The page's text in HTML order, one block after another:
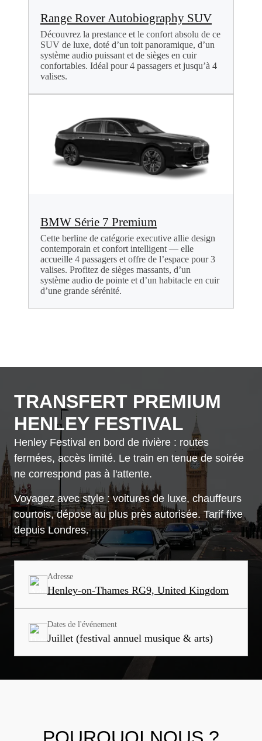
Range Rover Autobiography SUV
Découvrez la prestance et le confort absolu de ce
SUV de luxe, doté d’un toit panoramique, d’un
système audio puissant et de sièges en cuir
confortables. Idéal pour 4 passagers et jusqu’à 4
valises.
BMW Série 7 Premium
Cette berline de catégorie executive allie design
contemporain et confort intelligent — elle
accueille 4 passagers et offre de l’espace pour 3
valises. Profitez de sièges massants, d’un
système audio de pointe et d’un habitacle en cuir
d’une grande sérénité.
TRANSFERT PREMIUM
HENLEY FESTIVAL
Henley Festival en bord de rivière : routes
fermées, accès limité. Le train en tenue de soirée
ne correspond pas à l'attente.
Voyagez avec style : voitures de luxe, chauffeurs
courtois, dépose au plus près autorisée. Tarif fixe
depuis Londres.
Adresse
Henley-on-Thames RG9, United Kingdom
Dates de l'événement
Juillet (festival annuel musique & arts)